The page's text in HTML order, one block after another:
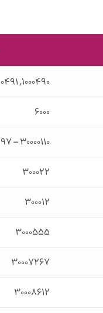
۱۰۰۰۴۹۰, ۱۰۰۰۴۹۱, ۱۰۰۰۴۹۲
۶۰۰۰
۳۰۰۰۰۱۱۰ – ۳۰۰۰۰۱۹۷ – ۳۰۰۰۵۱۱۱۰
۳۰۰۰۲۲
۳۰۰۰۱۲
۳۰۰۰۵۵۵
۳۰۰۰۷۲۶۷
۳۰۰۰۸۶۱۲